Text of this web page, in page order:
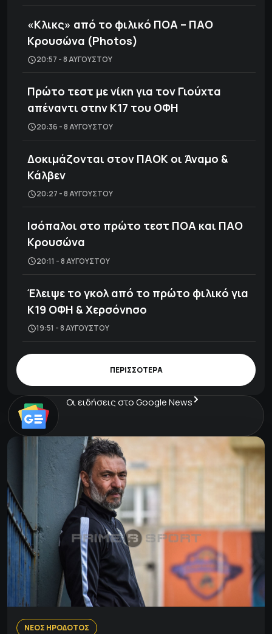
«Κλικς» από το φιλικό ΠΟΑ – ΠΑΟ
Κρουσώνα (Photos)
20:57 - 8 ΑΥΓΟΎΣΤΟΥ
Πρώτο τεστ με νίκη για τον Γιούχτα
απέναντι στην Κ17 του ΟΦΗ
20:36 - 8 ΑΥΓΟΎΣΤΟΥ
Δοκιμάζονται στον ΠΑΟΚ οι Άναμο &
Κάλβεν
20:27 - 8 ΑΥΓΟΎΣΤΟΥ
Ισόπαλοι στο πρώτο τεστ ΠΟΑ και ΠΑΟ
Κρουσώνα
20:11 - 8 ΑΥΓΟΎΣΤΟΥ
Έλειψε το γκολ από το πρώτο φιλικό για
Κ19 ΟΦΗ & Χερσόνησο
19:51 - 8 ΑΥΓΟΎΣΤΟΥ
ΠΕΡΙΣΣΟΤΕΡΑ
Οι ειδήσεις στο Google News
ΝΕΟΣ ΗΡΟΔΟΤΟΣ